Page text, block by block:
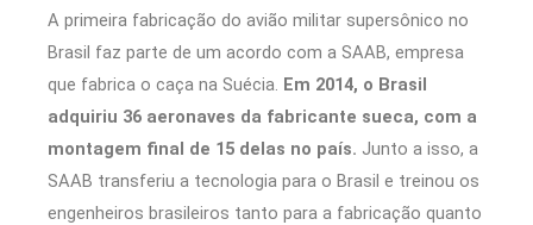
A primeira fabricação do avião militar supersônico no
Brasil faz parte de um acordo com a SAAB, empresa
que fabrica o caça na Suécia. Em 2014, o Brasil
adquiriu 36 aeronaves da fabricante sueca, com a
montagem final de 15 delas no país. Junto a isso, a
SAAB transferiu a tecnologia para o Brasil e treinou os
engenheiros brasileiros tanto para a fabricação quanto